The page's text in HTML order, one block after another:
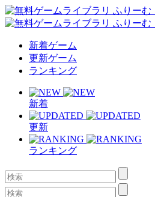
新着ゲーム
更新ゲーム
ランキング
新着
更新
ランキング